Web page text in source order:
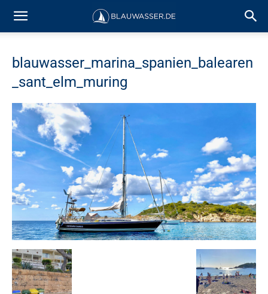
blauwasser_marina_spanien_balearen
_sant_elm_muring